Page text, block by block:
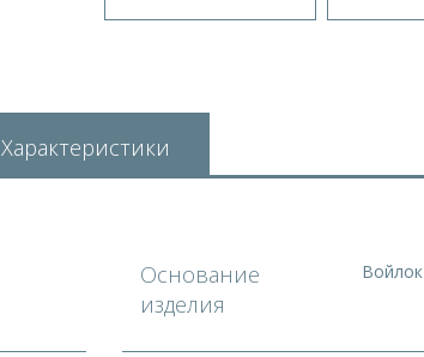
Характеристики
Основание
изделия
Войлок